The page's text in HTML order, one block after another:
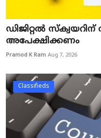
ഡിജിറ്റൽ സ്‌ക്വയറിന്
അപേക്ഷിക്കണം
Pramod K Ram Aug 7, 2026
Classifieds